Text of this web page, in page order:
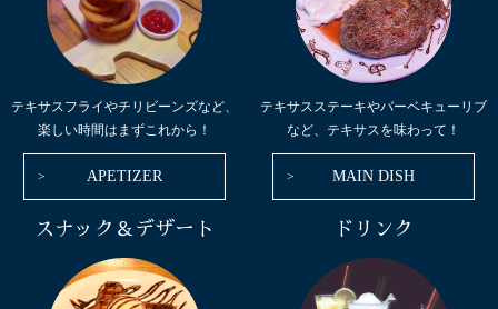
テキサスフライやチリビーンズなど、
楽しい時間はまずこれから！
APETIZER
テキサスステーキやバーベキューリブ
など、テキサスを味わって！
MAIN DISH
スナック＆デザート ドリンク